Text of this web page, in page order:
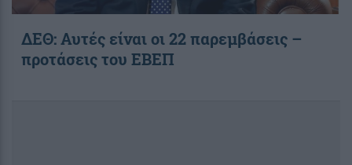
ΔΕΘ: Αυτές είναι οι 22 παρεμβάσεις –
προτάσεις του ΕΒΕΠ